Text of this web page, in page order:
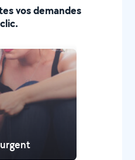
vos demandes